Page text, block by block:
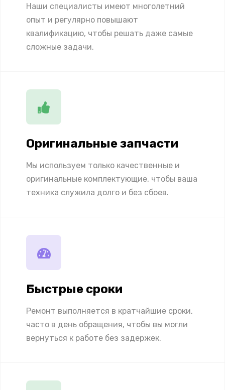
Наши специалисты имеют многолетний
опыт и регулярно повышают
квалификацию, чтобы решать даже самые
сложные задачи.
Оригинальные запчасти
Мы используем только качественные и
оригинальные комплектующие, чтобы ваша
техника служила долго и без сбоев.
Быстрые сроки
Ремонт выполняется в кратчайшие сроки,
часто в день обращения, чтобы вы могли
вернуться к работе без задержек.